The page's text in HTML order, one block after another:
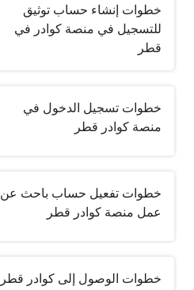
خطوات إنشاء حساب توثيق
للتسجيل في منصة كوادر في
قطر
خطوات تسجيل الدخول في
منصة كوادر قطر
خطوات تفعيل حساب باحث عن
عمل منصة كوادر قطر
خطوات الوصول إلى كوادر قطر